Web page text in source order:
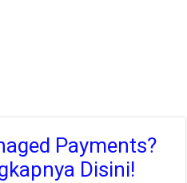
Payments?
Disini!